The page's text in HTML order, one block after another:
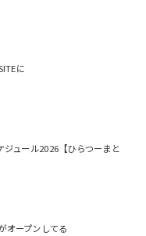
に
ュール2026【ひらつーまと
オープンしてる